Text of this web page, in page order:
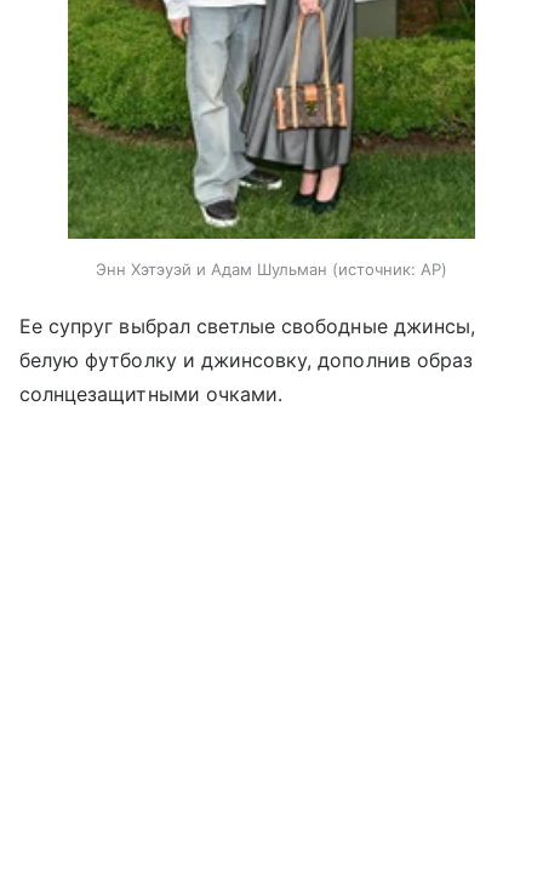
Энн Хэтэуэй и Адам Шульман источник: AP
Ее супруг выбрал светлые свободные джинсы,
белую футболку и джинсовку, дополнив образ
солнцезащитными очками.